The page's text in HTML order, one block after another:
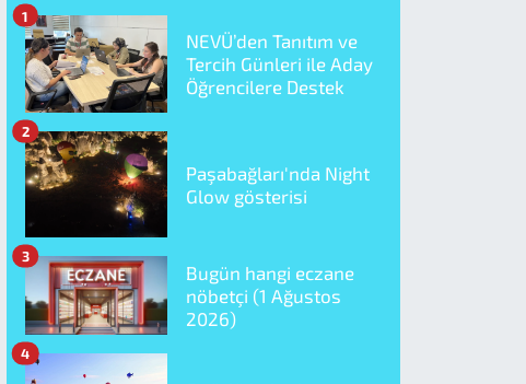
NEVÜ’den Tanıtım ve
Tercih Günleri ile Aday
Öğrencilere Destek
1
Paşabağları'nda Night
Glow gösterisi
2
Bugün hangi eczane
nöbetçi (1 Ağustos
2026)
3
4